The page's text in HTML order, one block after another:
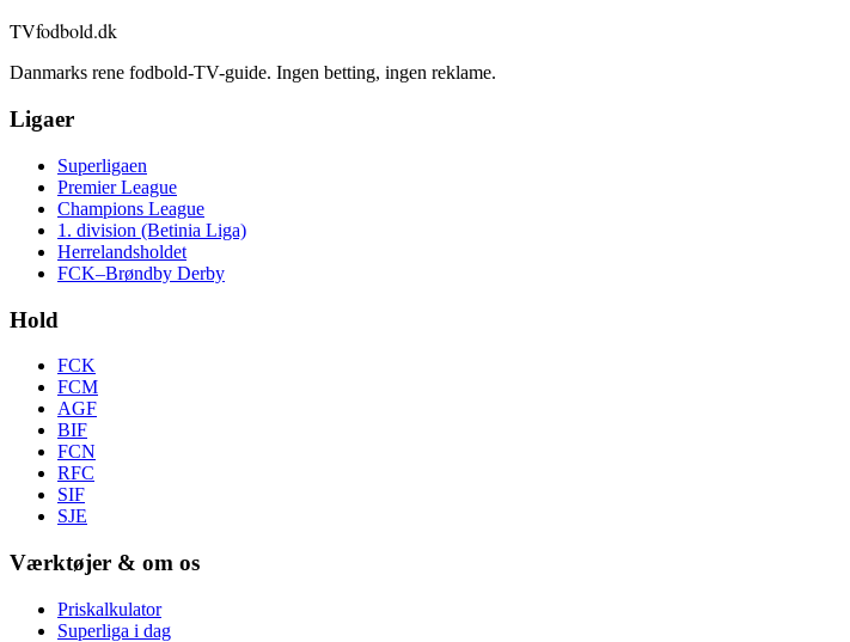
TVfodbold.dk
Danmarks rene fodbold-TV-guide. Ingen betting, ingen reklame.
Ligaer
Superligaen
Premier League
Champions League
1. division (Betinia Liga)
Herrelandsholdet
FCK–Brøndby Derby
Hold
FCK
FCM
AGF
BIF
FCN
RFC
SIF
SJE
Værktøjer & om os
Priskalkulator
Superliga i dag